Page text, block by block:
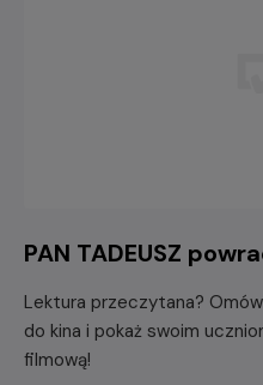
PAN TADEUSZ
Lektura przeczytana?
do kina i pokaż swoim
filmową!